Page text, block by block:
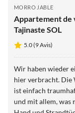
MORRO JABLE
Appartement de
Tajinaste SOL
5.0 (9 Avis)
Wir haben wieder
hier verbracht. Die
ist einfach
und mit allem, was